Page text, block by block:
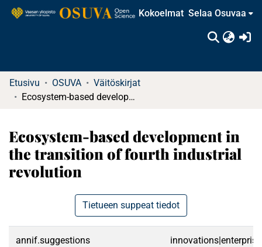
Kokoelmat Selaa Osuvaa
Etusivu OSUVA
Väitöskirjat
Ecosystem-based development in the transition of fourth industrial revolution
Ecosystem-based development in
the transition of fourth industrial
revolution
Tietueen suppeat tiedot
annif.suggestions